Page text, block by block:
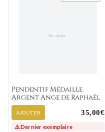
Pendentif Médaille
Argent Ange de Raphaël
AJOUTER 35,00€
⚠️ Dernier exemplaire